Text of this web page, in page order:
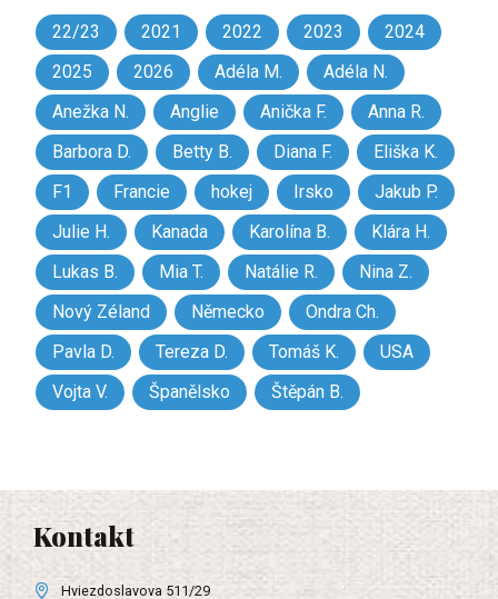
22/23 2021 2022 2023
2024
2025
2026 Adéla M.
Adéla N.
Anežka N.
Anglie Anička F.
Anna R.
Barbora D.
Betty B. Diana F.
Eliška K.
F1
Francie hokej Irsko
Jakub P.
Julie H.
Kanada Karolína B.
Klára H.
Lukas B.
Mia T. Natálie R.
Nina Z.
Nový Zéland
Německo
Ondra Ch.
Pavla D.
Tereza D. Tomáš K.
USA
Vojta V.
Španělsko Štěpán B.
Kontakt
Hviezdoslavova 511/29